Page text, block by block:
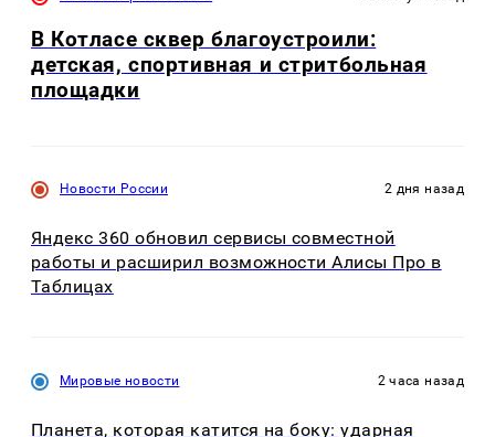
В Котласе сквер благоустроили:
детская, спортивная и стритбольная
площадки
Новости России 2 дня назад
Яндекс 360 обновил сервисы совместной
работы и расширил возможности Алисы Про в
Таблицах
Мировые новости 2 часа назад
Планета, которая катится на боку: ударная